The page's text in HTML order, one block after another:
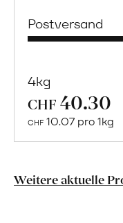
Postversand
4kg
CHF 40.30
CHF 10.07 pro 1kg
Weitere aktuelle